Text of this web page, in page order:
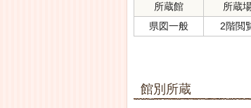
所蔵館 所蔵
県図一般
2階閲
館別所蔵